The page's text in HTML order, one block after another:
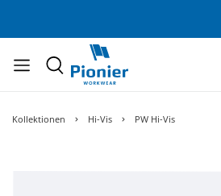
Kollektionen Hi-Vis PW Hi-Vis